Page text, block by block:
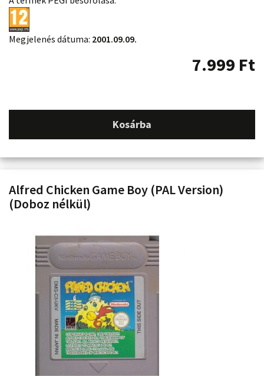
Megjelenés dátuma: 2001.09.09.
7.999 Ft
Kosárba
Alfred Chicken Game Boy (PAL Version)
(Doboz nélkül)